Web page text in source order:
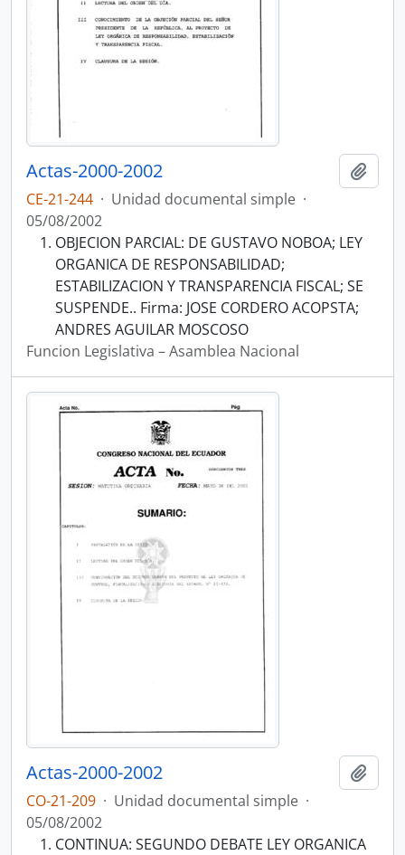
Actas-2000-2002
CE-21-244 · Unidad documental simple ·
05/08/2002
OBJECION PARCIAL: DE GUSTAVO NOBOA; LEY
ORGANICA DE RESPONSABILIDAD;
ESTABILIZACION Y TRANSPARENCIA FISCAL; SE
SUSPENDE.. Firma: JOSE CORDERO ACOPSTA;
ANDRES AGUILAR MOSCOSO
Funcion Legislativa – Asamblea Nacional
Actas-2000-2002
CO-21-209 · Unidad documental simple ·
05/08/2002
CONTINUA: SEGUNDO DEBATE LEY ORGANICA